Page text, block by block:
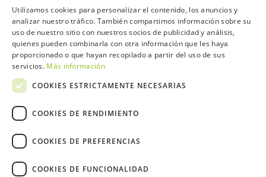
Contacta con el equipo de NextCaddy
Opina Contacta
Utilizamos cookies para personalizar el contenido, los anuncios y
analizar nuestro tráfico. También compartimos información sobre su
uso de nuestro sitio con nuestros socios de publicidad y análisis,
quienes pueden combinarla con otra información que les haya
proporcionado o que hayan recopilado a partir del uso de sus
servicios. Más información
COOKIES ESTRICTAMENTE NECESARIAS
COOKIES DE RENDIMIENTO
COOKIES DE PREFERENCIAS
COOKIES DE FUNCIONALIDAD